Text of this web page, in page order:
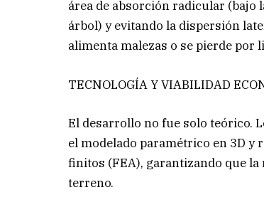
área de absorción radicular (bajo
árbol) y evitando la dispersión
alimenta malezas o se pierde por
TECNOLOGÍA Y VIABILIDAD
El desarrollo no fue solo teórico.
el modelado paramétrico en 3D
finitos (FEA), garantizando que
terreno.